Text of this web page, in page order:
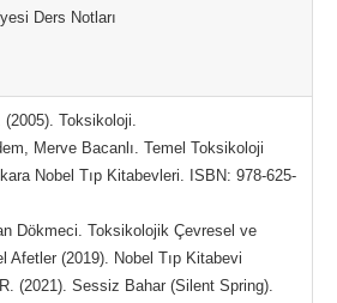
Ders Notları
(2005). Toksikoloji.
Merve Bacanlı. Temel Toksikoloji
Nobel Tıp Kitabevleri. ISBN: 978-625-
Dökmeci. Toksikolojik Çevresel ve
Afetler (2019). Nobel Tıp Kitabevi
(2021). Sessiz Bahar (Silent Spring).